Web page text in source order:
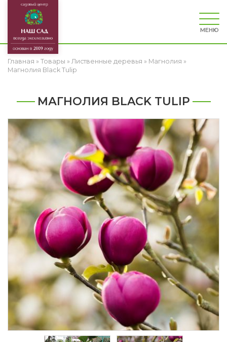
МЕНЮ
Главная » Товары » Лиственные деревья » Магнолия »
Магнолия Black Tulip
МАГНОЛИЯ BLACK TULIP